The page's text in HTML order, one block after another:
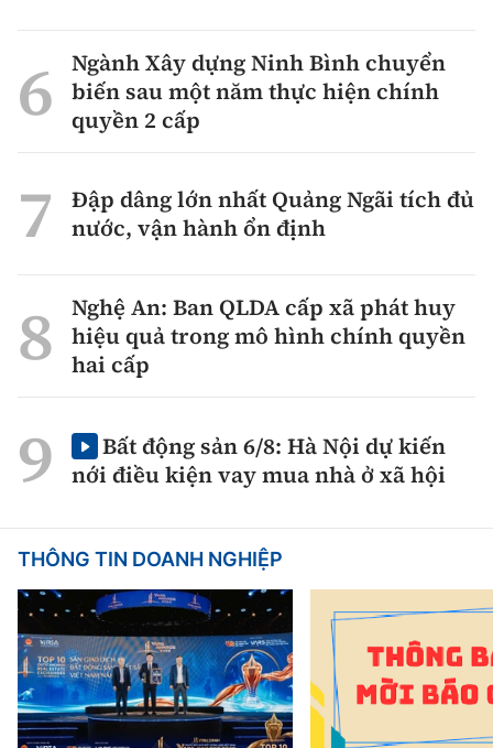
Ngành Xây dựng Ninh Bình chuyển
biến sau một năm thực hiện chính
quyền 2 cấp
Đập dâng lớn nhất Quảng Ngãi tích đủ
nước, vận hành ổn định
Nghệ An: Ban QLDA cấp xã phát huy
hiệu quả trong mô hình chính quyền
hai cấp
Bất động sản 6/8: Hà Nội dự kiến
nới điều kiện vay mua nhà ở xã hội
THÔNG TIN DOANH NGHIỆP